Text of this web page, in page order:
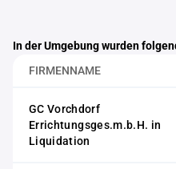
In der Umgebung wurden
FIRMENNAME
GC Vorchdorf
Errichtungsges.m.b.H. in
Liquidation